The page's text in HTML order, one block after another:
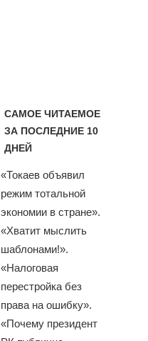
САМОЕ ЧИТАЕМОЕ
ЗА ПОСЛЕДНИЕ 10
ДНЕЙ
«Токаев объявил
режим тотальной
экономии в стране».
«Хватит мыслить
шаблонами!».
«Налоговая
перестройка без
права на ошибку».
«Почему президент